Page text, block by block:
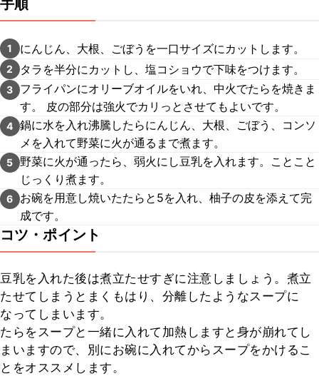
手順
1 にんじん、大根、ごぼうを一口サイズにカットします。
2 タラを半分にカットし、塩コショウで下味をつけます。
3
フライパンにオリーブオイルをいれ、中火でたらを焼きま
す。 皮の部分は強火でカリっとさせてもよいです。
4 鍋に水を入れ沸騰したらにんじん、大根、ごぼう、コンソ
メを入れて野菜に火が通るまで煮ます。
5 野菜に火が通ったら、弱火にし豆乳を入れます。ことこと
じっくり煮ます。
6
お碗を用意し焼いたたらと5を入れ、柚子の皮を添えて完
成です。
コツ・ポイント
豆乳を入れた後は煮立たせすぎに注意しましょう。煮立
たせてしまうとまくもはり、分離したようなスープに
なってしまいます。
たらをスープと一緒に入れて加熱しますと身が崩れてし
まいますので、別にお碗に入れてからスープをかけるこ
とをオススメします。